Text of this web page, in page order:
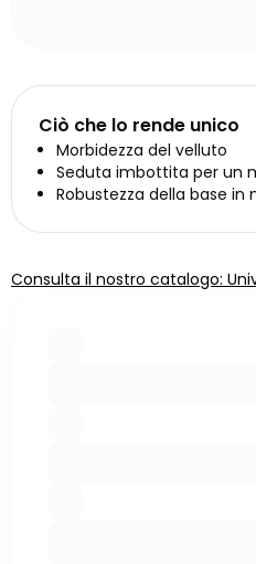
Ciò che lo rende unico
Morbidezza del velluto
Seduta imbottita per un
Robustezza della base in
Consulta il nostro catalogo: